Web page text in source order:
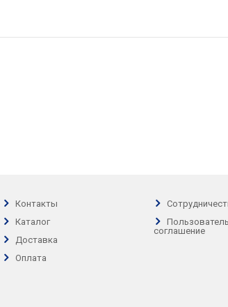
Контакты
Каталог
Доставка
Оплата
соглашение